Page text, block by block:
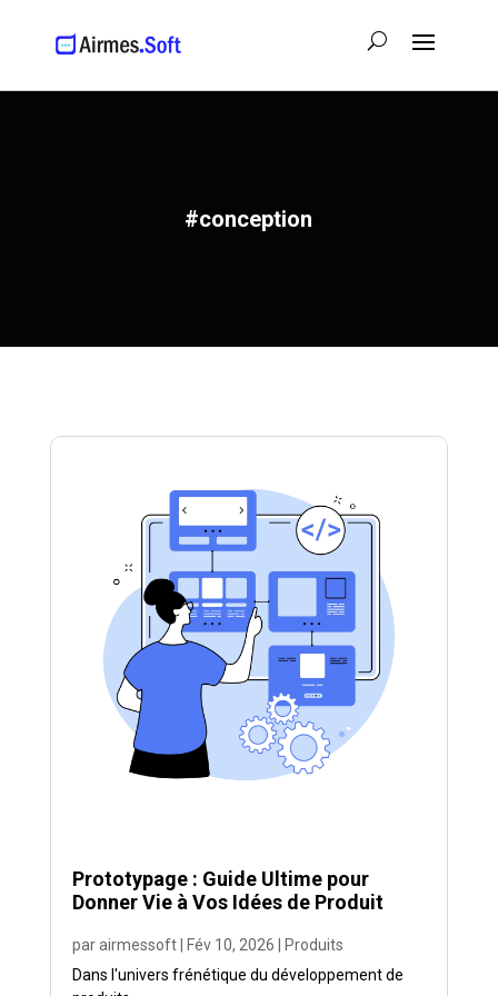
#conception
Prototypage : Guide Ultime pour
Donner Vie à Vos Idées de Produit
parairmessoft| Fév 10, 2026
Produits
Dans l'univers frénétique du développement de